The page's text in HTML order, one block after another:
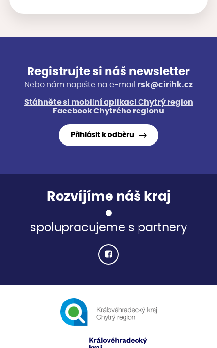
Registrujte si náš newsletter
Nebo nám napište na e-mail rsk@cirihk.cz
Stáhněte si mobilní aplikaci Chytrý region
Facebook Chytrého regionu
Přihlásit k odběru
Rozvíjíme náš kraj
spolupracujeme s partnery